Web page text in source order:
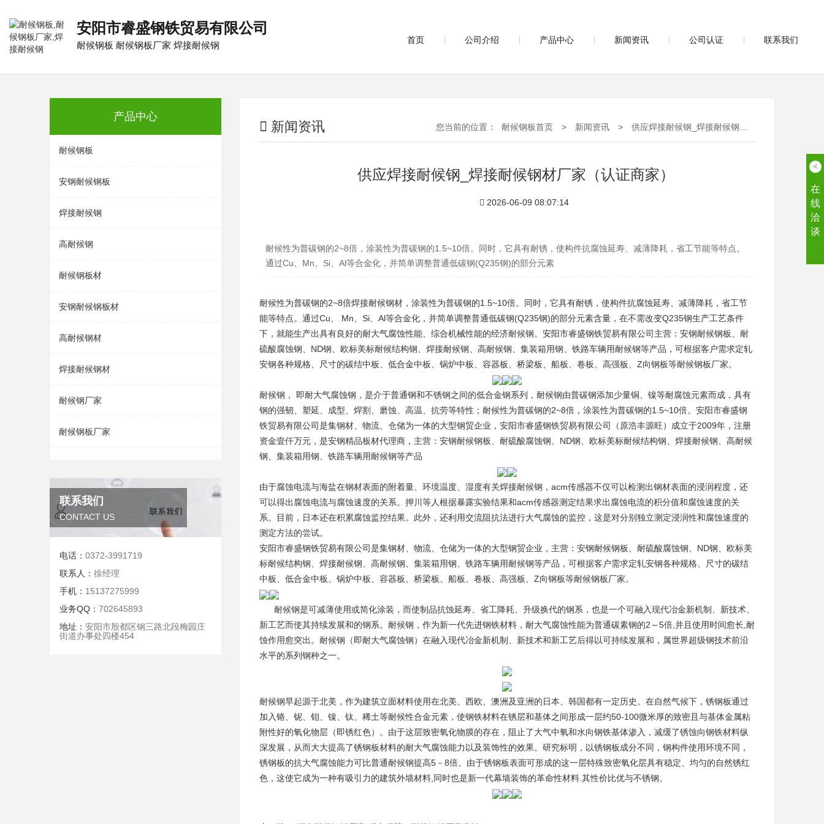
安阳市睿盛钢铁贸易有限公司
耐候钢板 耐候钢板厂家 焊接耐候钢 首页 公司介绍 产品中心 新闻资讯 公司认证 联系我们
产品中心
耐候钢板
安钢耐候钢板
焊接耐候钢
高耐候钢
耐候钢板材
安钢耐候钢板材
高耐候钢材
焊接耐候钢材
耐候钢厂家
耐候钢板厂家
联系我们
CONTACT US
电话： 0372-3991719
联系人： 徐经理
手机： 15137275999
业务QQ： 702645893
地址： 安阳市殷都区钢三路北段梅园庄
街道办事处四楼454
新闻资讯 您当前的位置： 耐候钢板首页 > 新闻资讯 > 供应焊接耐候钢_焊接耐候钢材厂家（认证商家）
供应焊接耐候钢_焊接耐候钢材厂家（认证商家）
2026-06-09 08:07:14
耐候性为普碳钢的2~8倍，涂装性为普碳钢的1.5~10倍。同时，它具有耐锈，使构件抗腐蚀延寿、减薄降耗，省工节能等特点。
通过Cu、Mn、Si、Al等合金化，并简单调整普通低碳钢(Q235钢)的部分元素
耐候性为普碳钢的2~8倍焊接耐候钢材 ，涂装性为普碳钢的1.5~10倍。同时，它具有耐锈，使构件抗腐蚀延寿、减薄降耗，省工节
能等特点。通过Cu、 Mn、Si、Al等合金化，并简单调整普通低碳钢(Q235钢)的部分元素含量，在不需改变Q235钢生产工艺条件
下，就能生产出具有良好的耐大气腐蚀性能、综合机械性能的经济耐候钢。安阳市睿盛钢铁贸易有限公司主营：安钢耐候钢板
、耐
硫酸腐蚀钢、ND钢、欧标美标耐候结构钢、焊接耐候钢、高耐候钢、集装箱用钢、铁路车辆用耐候钢等产品，可根据客户需求定轧
安钢各种规格、尺寸的碳结中板、低合金中板、锅炉中板、容器板、桥梁板、船板、卷板、高强板、Z向钢板等耐候钢板厂家。
耐候钢， 即耐大气腐蚀钢，是介于普通钢和不锈钢之间的低合金钢系列，耐候钢由普碳钢添加少量铜、镍等耐腐蚀元素而成，具有
钢的强韧、塑延、成型、焊割、磨蚀、高温、抗劳等特性；耐候性为普碳钢的2~8倍，涂装性为普碳钢的1.5~10倍。安阳市睿盛钢
铁贸易有限公司是集钢材、物流、仓储为一体的大型钢贸企业，安阳市睿盛钢铁贸易有限公司（原浩丰源旺）成立于2009年，注册
资金壹仟万元，是安钢精品板材代理商，主营：安钢耐候钢板、耐硫酸腐蚀钢、ND钢、欧标美标耐候结构钢、焊接耐候钢、高耐候
钢、集装箱用钢、铁路车辆用耐候钢等产品
由于腐蚀电流与海盐在钢材表面的附着量、环境温度、湿度有关焊接耐候钢 ，acm传感器不仅可以检测出钢材表面的浸润程度，还
可以得出腐蚀电流与腐蚀速度的关系。押川等人根据暴露实验结果和acm传感器测定结果求出腐蚀电流的积分值和腐蚀速度的关
系。目前，日本还在积累腐蚀监控结果。此外，还利用交流阻抗法进行大气腐蚀的监控，这是对分别独立测定浸润性和腐蚀速度的
测定方法的尝试。
安阳市睿盛钢铁贸易有限公司是集钢材、物流、仓储为一体的大型钢贸企业，主营：安钢耐候钢板、耐硫酸腐蚀钢、ND钢、欧标美
标耐候结构钢、焊接耐候钢、高耐候钢、集装箱用钢、铁路车辆用耐候钢等产品，可根据客户需求定轧安钢各种规格、尺寸的碳结
中板、低合金中板、锅炉中板、容器板、桥梁板、船板、卷板、高强板、Z向钢板等耐候钢板厂家。
耐候钢是可减薄使用或简化涂装，而使制品抗蚀延寿、省工降耗、升级换代的钢系，也是一个可融入现代冶金新机制、新技术、
新工艺而使其持续发展和的钢系。耐候钢，作为新一代先进钢铁材料，耐大气腐蚀性能为普通碳素钢的2～5倍,并且使用时间愈长,耐
蚀作用愈突出。耐候钢（即耐大气腐蚀钢）在融入现代冶金新机制、新技术和新工艺后得以可持续发展和，属世界超级钢技术前沿
水平的系列钢种之一。
耐候钢早起源于北美，作为建筑立面材料使用在北美、西欧、澳洲及亚洲的日本、韩国都有一定历史。在自然气候下，锈钢板通过
加入铬、铌、钼、镍、钛、稀土等耐候性合金元素，使钢铁材料在锈层和基体之间形成一层约50-100微米厚的致密且与基体金属粘
附性好的氧化物层（即锈红色）。由于这层致密氧化物膜的存在，阻止了大气中氧和水向钢铁基体渗入，减缓了锈蚀向钢铁材料纵
深发展，从而大大提高了锈钢板材料的耐大气腐蚀能力以及装饰性的效果。研究标明，以锈钢板成分不同，钢构件使用环境不同，
锈钢板的抗大气腐蚀能力可比普通耐候钢提高5－8倍。由于锈钢板表面可形成的这一层特殊致密氧化层具有稳定、均匀的自然锈红
色，这使它成为一种有吸引力的建筑外墙材料,同时也是新一代幕墙装饰的革命性材料.其性价比优与不锈钢。
<
在
线
洽
谈